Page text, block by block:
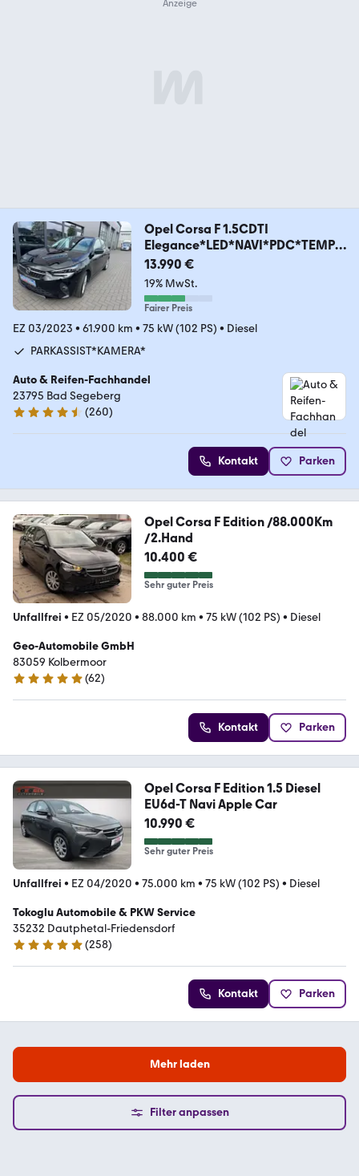
Opel Corsa F 1.5CDTI
Elegance*LED*NAVI*PDC*TEMPO
MAT
13.990 €
19% MwSt.
Fairer Preis
EZ 03/2023 • 61.900 km • 75 kW (102 PS) • Diesel
PARKASSIST*KAMERA*
Auto & Reifen-Fachhandel
23795 Bad Segeberg
4.7 Sterne
(260)
Kontakt Parken
Opel Corsa F Edition /88.000Km
/2.Hand
10.400 €
Sehr guter Preis
Unfallfrei • EZ 05/2020 • 88.000 km • 75 kW (102 PS) • Diesel
Geo-Automobile GmbH
83059 Kolbermoor
5 Sterne
(62)
Kontakt Parken
Opel Corsa F Edition 1.5 Diesel
EU6d-T Navi Apple Car
10.990 €
Sehr guter Preis
Unfallfrei • EZ 04/2020 • 75.000 km • 75 kW (102 PS) • Diesel
Tokoglu Automobile & PKW Service
35232 Dautphetal-Friedensdorf
4.9 Sterne
(258)
Kontakt Parken
Mehr laden
Filter anpassen